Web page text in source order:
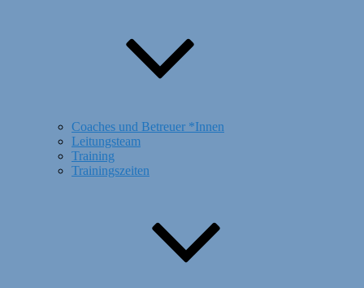
Coaches und Betreuer *Innen
Leitungsteam
Training
Trainingszeiten